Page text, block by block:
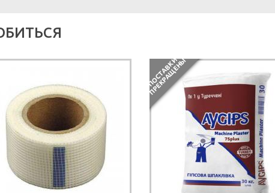
шпаклевки тонким слоем бетонных поверхностей,
поверхности под покраску, обои и другие
и трещиностойкостью.
от 0,5 до 4 мм.
свойства в течение 72 часов.
под финишное покрытие краской или обоями.
П
О
С
Т
А
В
К
И
П
Р
Е
К
Р
А
Щ
Е
Н
Ы